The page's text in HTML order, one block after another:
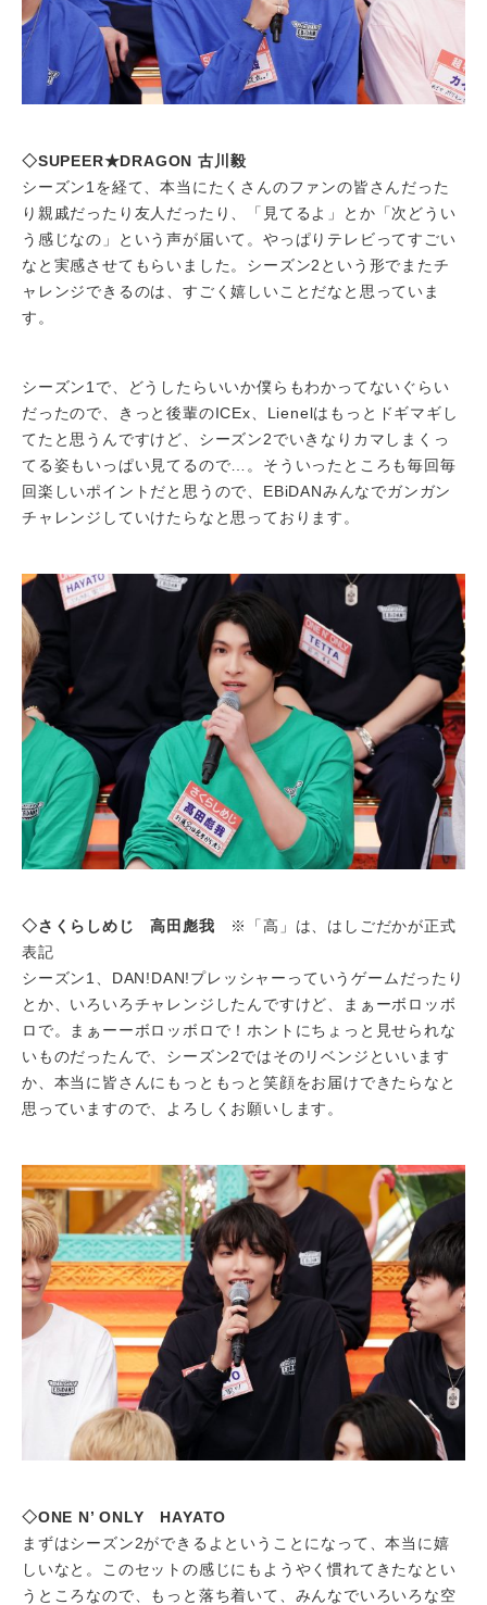
◇SUPEER★DRAGON 古川毅
シーズン1を経て、本当にたくさんのファンの皆さんだった
り親戚だったり友人だったり、「見てるよ」とか「次どうい
う感じなの」という声が届いて。やっぱりテレビってすごい
なと実感させてもらいました。シーズン2という形でまたチ
ャレンジできるのは、すごく嬉しいことだなと思っていま
す。
シーズン1で、どうしたらいいか僕らもわかってないぐらい
だったので、きっと後輩のICEx、Lienelはもっとドギマギし
てたと思うんですけど、シーズン2でいきなりカマしまくっ
てる姿もいっぱい見てるので…。そういったところも毎回毎
回楽しいポイントだと思うので、EBiDANみんなでガンガン
チャレンジしていけたらなと思っております。
◇さくらしめじ 高田彪我 ※「高」は、はしごだかが正式
表記
シーズン1、DAN!DAN!プレッシャーっていうゲームだったり
とか、いろいろチャレンジしたんですけど、まぁーボロッボ
ロで。まぁーーボロッボロで！ホントにちょっと見せられな
いものだったんで、シーズン2ではそのリベンジといいます
か、本当に皆さんにもっともっと笑顔をお届けできたらなと
思っていますので、よろしくお願いします。
◇ONE N’ ONLY HAYATO
まずはシーズン2ができるよということになって、本当に嬉
しいなと。このセットの感じにもようやく慣れてきたなとい
うところなので、もっと落ち着いて、みんなでいろいろな空